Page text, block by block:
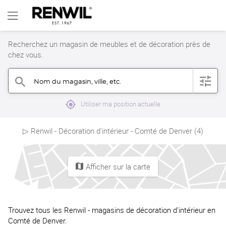
Recherchez un magasin de meubles et de décoration près de
chez vous.
search Nom du magasin, ville, etc. filter
mylocation Utiliser ma position actuelle
▷ Renwil - Décoration d'intérieur - Comté de Denver (4)
map Afficher sur la carte
Trouvez tous les Renwil - magasins de décoration d'intérieur en
Comté de Denver.